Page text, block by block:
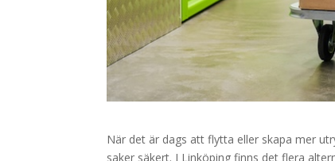
När det är dags att flytta eller skapa mer
saker säkert. I Linköping finns det flera